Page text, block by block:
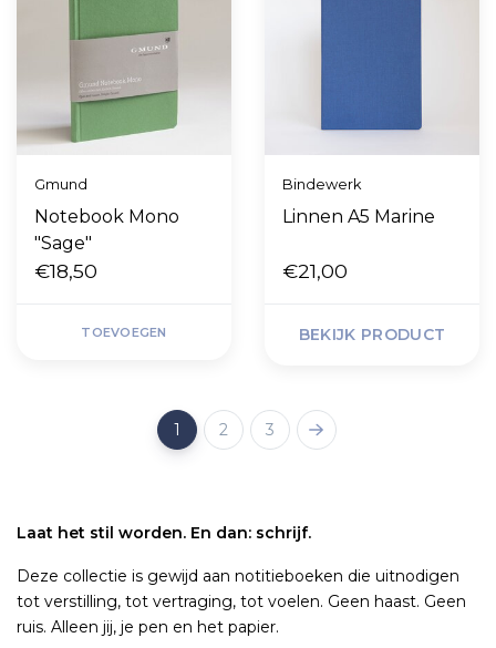
Gmund
Notebook Mono
"Sage"
€18,50
TOEVOEGEN
Bindewerk
Linnen A5 Marine
€21,00
BEKIJK PRODUCT
1 2 3
Laat het stil worden. En dan: schrijf.
Deze collectie is gewijd aan notitieboeken die uitnodigen
tot verstilling, tot vertraging, tot voelen. Geen haast. Geen
ruis. Alleen jij, je pen en het papier.